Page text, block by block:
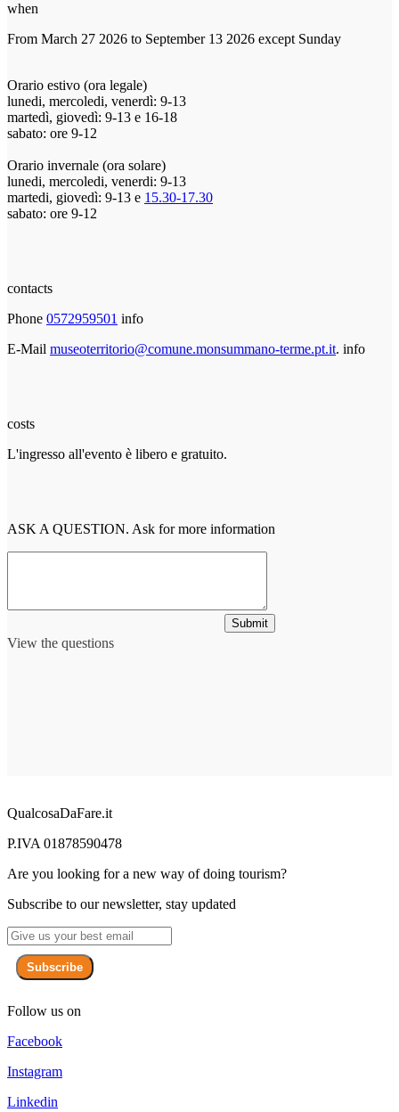
when
From March 27 2026 to September 13 2026 except Sunday
Orario estivo (ora legale)
lunedi, mercoledi, venerdì: 9-13
martedì, giovedì: 9-13 e 16-18
sabato: ore 9-12
Orario invernale (ora solare)
lunedi, mercoledi, venerdi: 9-13
martedi, giovedì: 9-13 e 15.30-17.30
sabato: ore 9-12
contacts
Phone 0572959501 info
E-Mail museoterritorio@comune.monsummano-terme.pt.it. info
costs
L'ingresso all'evento è libero e gratuito.
ASK A QUESTION. Ask for more information
View the questions
Submit
QualcosaDaFare.it
P.IVA 01878590478
Are you looking for a new way of doing tourism?
Subscribe to our newsletter, stay updated
Subscribe
Follow us on
Facebook
Instagram
Linkedin